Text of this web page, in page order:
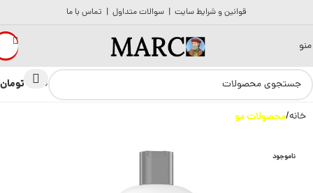
قوانین و شرایط سایت | سوالات متداول | تماس با ما
منو
0 تومان
خانه محصولات مو
ناموجود